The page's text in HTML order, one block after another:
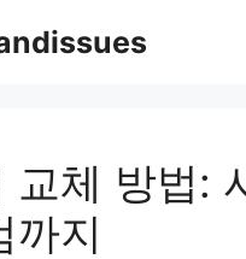
교체 방법:
까지